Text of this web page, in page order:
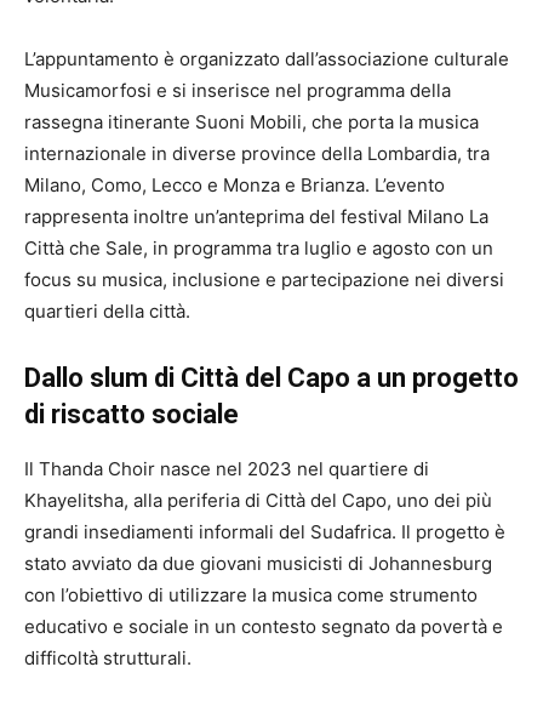
L’appuntamento è organizzato dall’associazione culturale
Musicamorfosi e si inserisce nel programma della
rassegna itinerante Suoni Mobili, che porta la musica
internazionale in diverse province della Lombardia, tra
Milano, Como, Lecco e Monza e Brianza. L’evento
rappresenta inoltre un’anteprima del festival Milano La
Città che Sale, in programma tra luglio e agosto con un
focus su musica, inclusione e partecipazione nei diversi
quartieri della città.
Dallo slum di Città del Capo a un progetto
di riscatto sociale
Il Thanda Choir nasce nel 2023 nel quartiere di
Khayelitsha, alla periferia di Città del Capo, uno dei più
grandi insediamenti informali del Sudafrica. Il progetto è
stato avviato da due giovani musicisti di Johannesburg
con l’obiettivo di utilizzare la musica come strumento
educativo e sociale in un contesto segnato da povertà e
difficoltà strutturali.